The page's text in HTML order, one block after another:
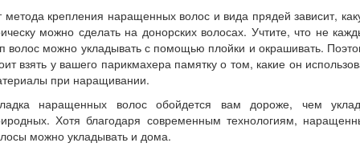
метода крепления наращенных волос и вида прядей зависит,
можно сделать на донорских волосах. Учтите, что не
волос можно укладывать с помощью плойки и окрашивать.
взять у вашего парикмахера памятку о том, какие он
при наращивании.
наращенных волос обойдется вам дороже, чем
Хотя благодаря современным технологиям,
можно укладывать и дома.